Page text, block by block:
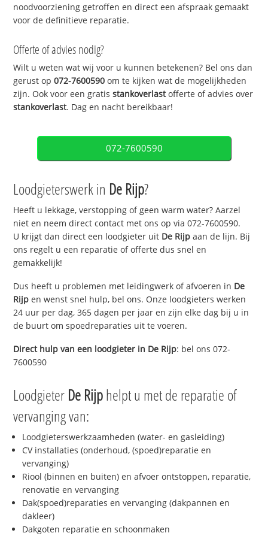
noodvoorziening getroffen en direct een afspraak gemaakt
voor de definitieve reparatie.
Offerte of advies nodig?
Wilt u weten wat wij voor u kunnen betekenen? Bel ons dan
gerust op072-7600590 om te kijken wat de mogelijkheden
zijn. Ook voor een gratisstankoverlastofferte of advies over
stankoverlast. Dag en nacht bereikbaar!
072-7600590
Loodgieterswerk in De Rijp?
Heeft u lekkage, verstopping of geen warm water? Aarzel
niet en neem direct contact met ons op via 072-7600590.
U krijgt dan direct een loodgieter uit De Rijp aan de lijn. Bij
ons regelt u een reparatie of offerte dus snel en
gemakkelijk!
Dus heeft u problemen met leidingwerk of afvoeren in De
Rijp en wenst snel hulp, bel ons. Onze loodgieters werken
24 uur per dag, 365 dagen per jaar en zijn elke dag bij u in
de buurt om spoedreparaties uit te voeren.
Direct hulp van een loodgieter in De Rijp: bel ons 072-
7600590
Loodgieter De Rijphelpt u met de reparatie of
vervanging van:
Loodgieterswerkzaamheden (water- en gasleiding)
CV installaties (onderhoud, (spoed)reparatie en
vervanging)
Riool (binnen en buiten) en afvoer ontstoppen, reparatie,
renovatie en vervanging
Dak(spoed)reparaties en vervanging (dakpannen en
dakleer)
Dakgoten reparatie en schoonmaken